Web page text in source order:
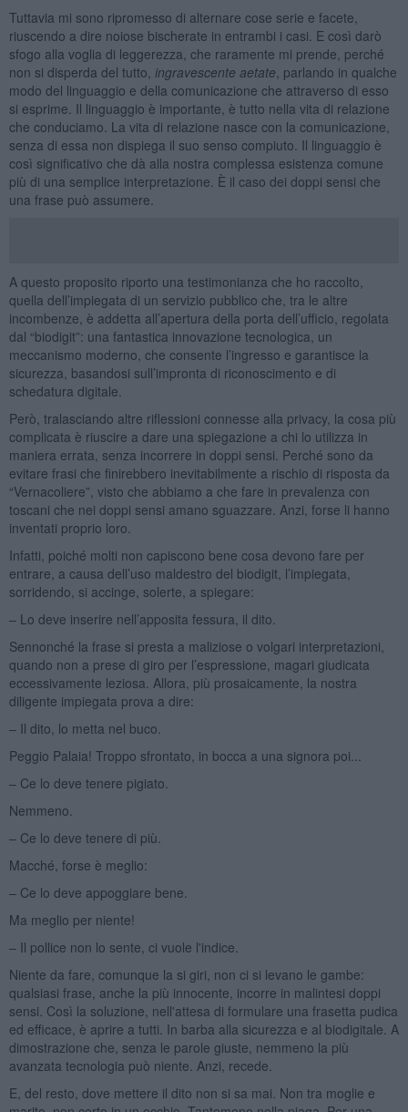
Tuttavia mi sono ripromesso di alternare cose serie e facete,
riuscendo a dire noiose bischerate in entrambi i casi. E così darò
sfogo alla voglia di leggerezza, che raramente mi prende, perché
non si disperda del tutto, ingravescente aetate , parlando in qualche
modo del linguaggio e della comunicazione che attraverso di esso
si esprime. Il linguaggio è importante, è tutto nella vita di relazione
che conduciamo. La vita di relazione nasce con la comunicazione,
senza di essa non dispiega il suo senso compiuto. Il linguaggio è
così significativo che dà alla nostra complessa esistenza comune
più di una semplice interpretazione. È il caso dei doppi sensi che
una frase può assumere.
A questo proposito riporto una testimonianza che ho raccolto,
quella dell’impiegata di un servizio pubblico che, tra le altre
incombenze, è addetta all’apertura della porta dell’ufficio, regolata
dal “biodigit”: una fantastica innovazione tecnologica, un
meccanismo moderno, che consente l’ingresso e garantisce la
sicurezza, basandosi sull’impronta di riconoscimento e di
schedatura digitale.
Però, tralasciando altre riflessioni connesse alla privacy, la cosa più
complicata è riuscire a dare una spiegazione a chi lo utilizza in
maniera errata, senza incorrere in doppi sensi. Perché sono da
evitare frasi che finirebbero inevitabilmente a rischio di risposta da
“Vernacoliere”, visto che abbiamo a che fare in prevalenza con
toscani che nei doppi sensi amano sguazzare. Anzi, forse li hanno
inventati proprio loro.
Infatti, poiché molti non capiscono bene cosa devono fare per
entrare, a causa dell’uso maldestro del biodigit, l’impiegata,
sorridendo, si accinge, solerte, a spiegare:
– Lo deve inserire nell’apposita fessura, il dito.
Sennonché la frase si presta a maliziose o volgari interpretazioni,
quando non a prese di giro per l’espressione, magari giudicata
eccessivamente leziosa. Allora, più prosaicamente, la nostra
diligente impiegata prova a dire:
– Il dito, lo metta nel buco.
Peggio Palaia! Troppo sfrontato, in bocca a una signora poi...
– Ce lo deve tenere pigiato.
Nemmeno.
– Ce lo deve tenere di più.
Macché, forse è meglio:
– Ce lo deve appoggiare bene.
Ma meglio per niente!
– Il pollice non lo sente, ci vuole l'indice.
Niente da fare, comunque la si giri, non ci si levano le gambe:
qualsiasi frase, anche la più innocente, incorre in malintesi doppi
sensi. Così la soluzione, nell'attesa di formulare una frasetta pudica
ed efficace, è aprire a tutti. In barba alla sicurezza e al biodigitale. A
dimostrazione che, senza le parole giuste, nemmeno la più
avanzata tecnologia può niente. Anzi, recede.
E, del resto, dove mettere il dito non si sa mai. Non tra moglie e